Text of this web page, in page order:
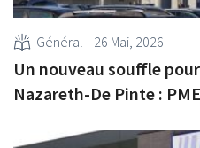
Général 26 Mai, 2026
Un nouveau souffle
Nazareth-De Pinte :